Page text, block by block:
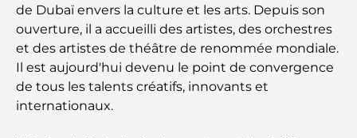
Les meilleurs parcours de golf de championnat à
Dubaï
Résidences en bord de mer à Dubaï : le luxe au
bord de la mer
de Dubaï envers la culture et les arts. Depuis son
ouverture, il a accueilli des artistes, des orchestres
et des artistes de théâtre de renommée mondiale.
Il est aujourd'hui devenu le point de convergence
de tous les talents créatifs, innovants et
internationaux.